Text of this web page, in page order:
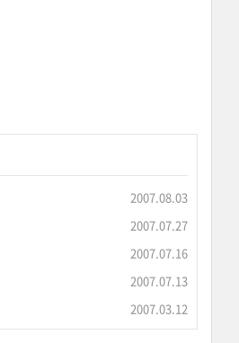
2007.08.03
2007.07.27
2007.07.16
2007.07.13
2007.03.12